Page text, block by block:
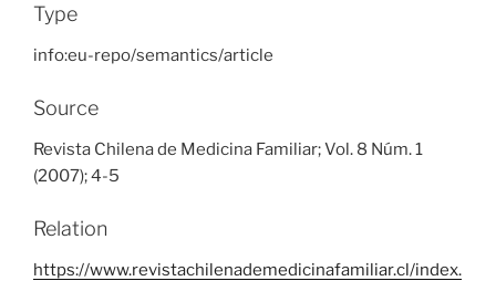
Type
info:eu-repo/semantics/article
Source
Revista Chilena de Medicina Familiar; Vol. 8 Núm. 1
(2007); 4-5
Relation
https://www.revistachilenademedicinafamiliar.cl/index.